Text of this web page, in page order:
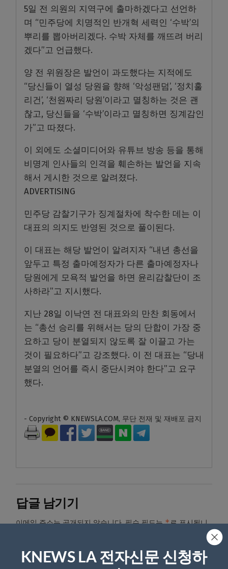
5일 전 의원의 지역구에 출마하겠다고 선언하
며 “민주당에 치명적인 반개혁 세력인 ‘수박’의
뿌리를 뽑아버리겠다. 수박 자체를 깨뜨려 버리
겠다”고 언급했다.
양 전 위원장은 발언이 과도했다는 지적에도
“당신들이 열성 당원을 향해 ‘악성팬덤’, ‘정치훌
리건’, ‘천원짜리 당원’이라고 멸칭하는 것은 괜
찮고, 당신들을 ‘수박’이라고 멸칭하면 징계감인
가”고 따졌다.
이 외에도 소셜미디어와 유튜브 방송 등을 통해
비명계 인사들의 인격을 훼손하는 발언을 지속
해서 게시한 것으로 알려졌다.
ADVERTISING
민주당 감찰기구가 징계절차에 착수한 데는 이
대표의 의지도 반영된 것으로 풀이된다.
이 대표는 해당 발언이 알려지자 “내년 총선을
앞두고 특정 출마예정자가 다른 출마예정자나
당원에게 모욕적 발언을 하면 윤리감찰단이 조
사하라”고 지시했다.
지난 28일 이낙연 전 대표와의 만찬 회동에서
는 “총선 승리를 위해서는 당의 단합이 가장 중
요하고 당이 분열되지 않도록 잘 이끌고 가는
것이 필요하다”고 강조했다. 이 전 대표는 “당내
분열의 언어를 즉시 중단시켜야 한다”고 요구
했다.
- Copyright © KNEWSLA.COM, 무단 전재 및 재배포 금지
답글 남기기
이메일 주소는 공개되지 않습니다. 필수 필드는*로 표시됩니
댓글 *
KNEWS LA 전자신문 신청하